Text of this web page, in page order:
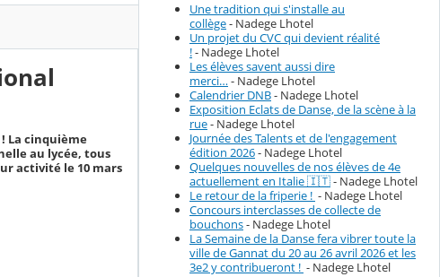
La cinquième
au lycée, tous
activité le 10 mars
Une tradition qui s'installe au
collège- Nadege Lhotel
Un projet du CVC qui devient réalité
!- Nadege Lhotel
Les élèves savent aussi dire
merci…- Nadege Lhotel
Calendrier DNB- Nadege Lhotel
Exposition Eclats de Danse, de la scène à la
rue- Nadege Lhotel
Journée des Talents et de l'engagement
édition 2026- Nadege Lhotel
Quelques nouvelles de nos élèves de 4e
actuellement en Italie 🇮🇹- Nadege Lhotel
Le retour de la friperie ! - Nadege Lhotel
Concours interclasses de collecte de
bouchons- Nadege Lhotel
La Semaine de la Danse fera vibrer toute la
ville de Gannat du 20 au 26 avril 2026 et les
3e2 y contribueront ! - Nadege Lhotel